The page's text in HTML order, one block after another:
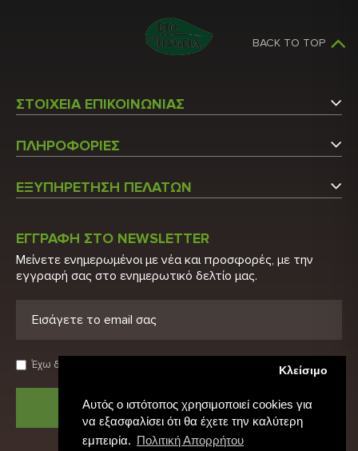
Αυτός ο ιστότοπος χρησιμοποιεί cookies για
να εξασφαλίσει ότι θα έχετε την καλύτερη
εμπειρία. Πολιτική Απορρήτου
Κλείσιμο
BACK TO TOP
ΣΤΟΙΧΕΙΑ ΕΠΙΚΟΙΝΩΝΙΑΣ
Άγιος Στέφανος Αττικής
Τ.Κ.: 14565
Τ: 210 2848522
E: info@biohygeia.gr
ΠΛΗΡΟΦΟΡΙΕΣ
Κατάλογος
Πιστοποιητικά
Πολιτική Απορρήτου
Όροι χρήσης
Αρχική
ΕΞΥΠΗΡΕΤΗΣΗ ΠΕΛΑΤΩΝ
Νέα Προϊόντα
ΕΓΓΡΑΦΗ ΣΤΟ NEWSLETTER
Μείνετε ενημερωμένοι με νέα και προσφορές, με την
εγγραφή σας στο ενημερωτικό δελτίο μας.
ΑΠΟΣΤΟΛΗ
Έχω διαβάσει και αποδέχομαι τους